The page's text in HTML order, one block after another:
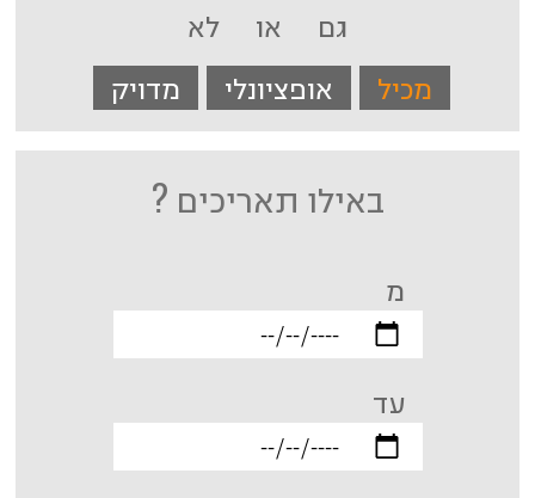
גם או
לא
מכיל
אופציונלי מדויק
באילו תאריכים ?
מ
עד